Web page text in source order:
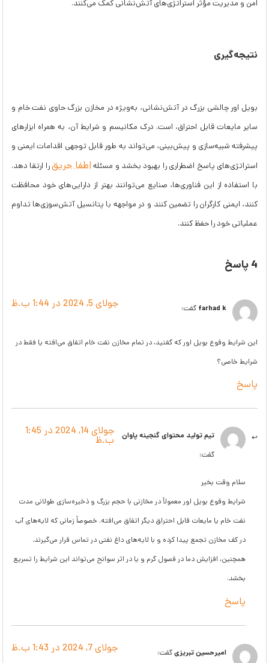
امن و مدیریت مؤثر استراتژی‌های آتش‌نشانی کمک می‌کنند.
نتیجه‌گیری
بویل اور چالشی بزرگ در آتش‌نشانی، به‌ویژه در مخازن بزرگ حاوی نفت خام و
سایر مایعات قابل احتراق، است. درک مکانیسم و شرایط آن، به همراه ابزارهای
پیشرفته شبیه‌سازی و پیش‌بینی، می‌تواند به طور قابل توجهی اقدامات ایمنی و
استراتژی‌های پاسخ اضطراری را بهبود بخشد و مسئله اطفا حریقرا ارتقا دهد.
با استفاده از این فناوری‌ها، صنایع می‌توانند بهتر از دارایی‌های خود محافظت
کنند، ایمنی کارگران را تضمین کنند و در مواجهه با پتانسیل آتش‌سوزی‌ها تداوم
عملیاتی خود را حفظ کنند.
4 پاسخ
farhad k گفت: جولای 5, 2024 در 1:44 ب.ظ
این شرایط وقوع بویل اور که گفتید، در تمام مخازن نفت خام اتفاق می‌افته یا فقط در
شرایط خاصی؟
پاسخ
تیم تولید محتوای گنجینه پاوان
گفت:
جولای 14, 2024 در 1:45
ب.ظ
سلام وقت بخیر
شرایط وقوع بویل اور معمولاً در مخازنی با حجم بزرگ و ذخیره‌سازی طولانی مدت
نفت خام یا مایعات قابل احتراق دیگر اتفاق می‌افته. خصوصاً زمانی که لایه‌های آب
در کف مخازن تجمع پیدا کرده و با لایه‌های داغ نفتی در تماس قرار می‌گیرند.
همچنین، افزایش دما در فصول گرم و یا در اثر سوانح می‌تواند این شرایط را تسریع
بخشد.
پاسخ
امیرحسین تبریزیگفت: جولای 7, 2024 در 1:43 ب.ظ